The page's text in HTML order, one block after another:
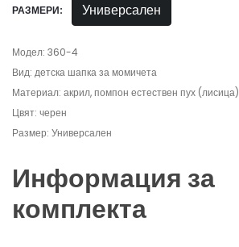
РАЗМЕРИ: Универсален
Модел: 360-4
Вид: детска шапка за момичета
Материал: акрил, помпон естествен пух (лисица)
Цвят: черен
Размер: Универсален
Информация за
комплекта